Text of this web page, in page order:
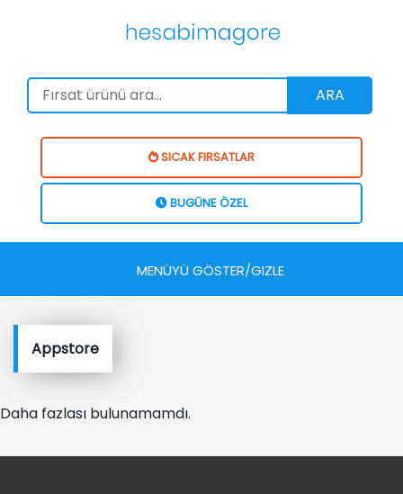
ARA
SICAK FIRSATLAR
BUGÜNE ÖZEL
MENÜYÜ GÖSTER/GIZLE
Appstore
Daha fazlası bulunamamdı.